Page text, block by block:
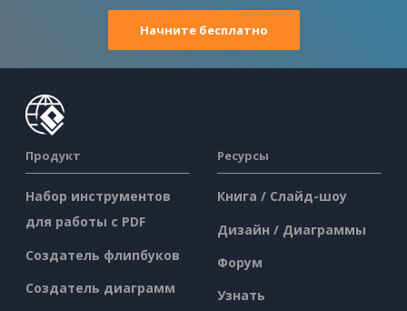
Начните бесплатно
Продукт
Набор инструментов
для работы с PDF
Создатель флипбуков
Создатель диаграмм
Ресурсы
Книга / Слайд-шоу
Дизайн / Диаграммы
Форум
Узнать